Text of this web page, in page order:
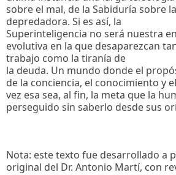
sobre el mal, de la Sabiduría sobre
depredadora. Si es así, la
Superinteligencia no será nuestra
evolutiva en la que desaparezcan
trabajo como la tiranía de
la deuda. Un mundo donde el
de la conciencia, el conocimiento y
vez esa sea, al fin, la meta que la
perseguido sin saberlo desde sus
Nota: este texto fue desarrollado a
original del Dr. Antonio Martí, con